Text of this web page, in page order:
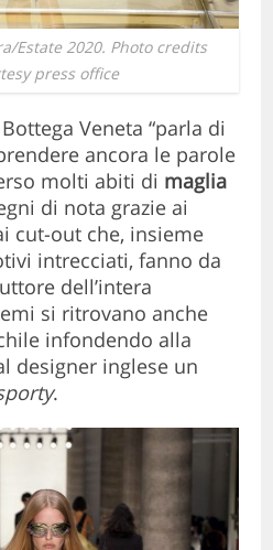
Estate 2020. Photo credits
press office
Veneta “parla di
ancora le parole
molti abiti di maglia
di nota grazie ai
cut-out che, insieme
intrecciati, fanno da
dell’intera
si ritrovano anche
infondendo alla
designer inglese un
.